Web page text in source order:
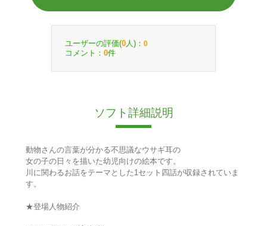
ユーザーの評価(0 人)： 0
コメント： 0件
ソフト詳細説明
動物さんの言葉が分かる不思議なウサギ耳の
女の子の日々を描いた幼児向けの絵本です。
川に関わるお話をテーマとした1セット四話が収録されていま
す。
★登場人物紹介